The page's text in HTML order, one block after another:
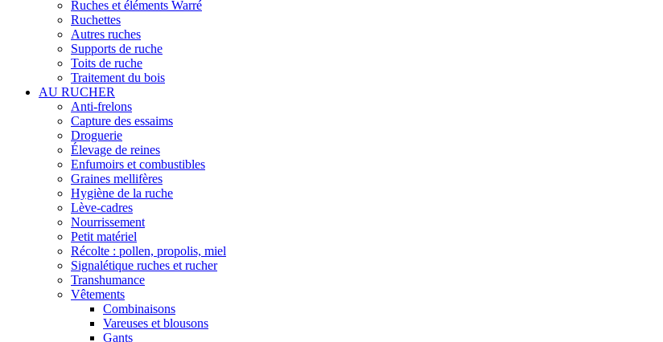
Ruches et éléments Warré
Ruchettes
Autres ruches
Supports de ruche
Toits de ruche
Traitement du bois
AU RUCHER
Anti-frelons
Capture des essaims
Droguerie
Élevage de reines
Enfumoirs et combustibles
Graines mellifères
Hygiène de la ruche
Lève-cadres
Nourrissement
Petit matériel
Récolte : pollen, propolis, miel
Signalétique ruches et rucher
Transhumance
Vêtements
Combinaisons
Vareuses et blousons
Gants